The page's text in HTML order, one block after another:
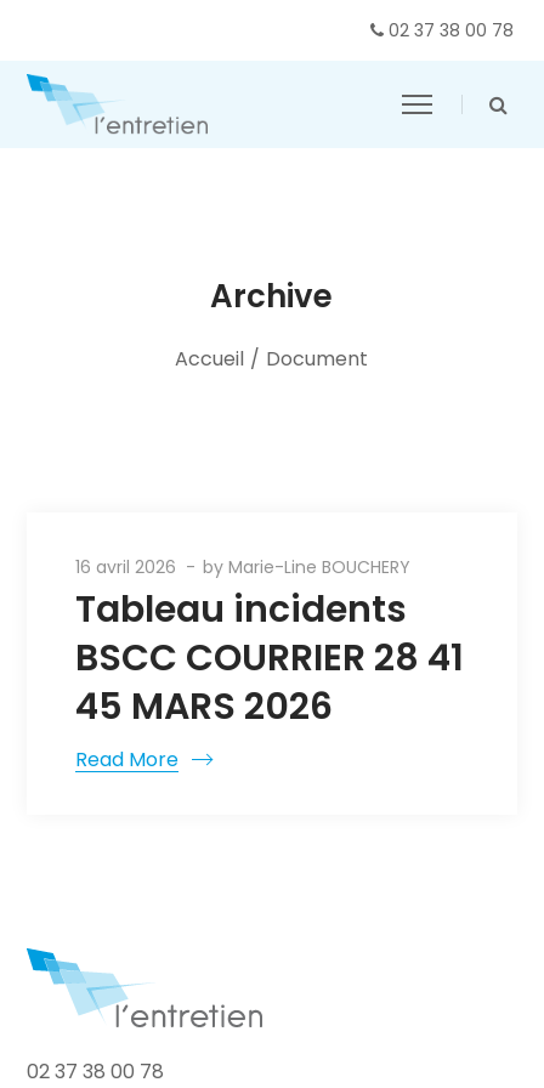
02 37 38 00 78
Archive
Accueil / Document
16 avril 2026 byMarie-Line BOUCHERY
Tableau incidents
BSCC COURRIER 28 41
45 MARS 2026
Read More
02 37 38 00 78